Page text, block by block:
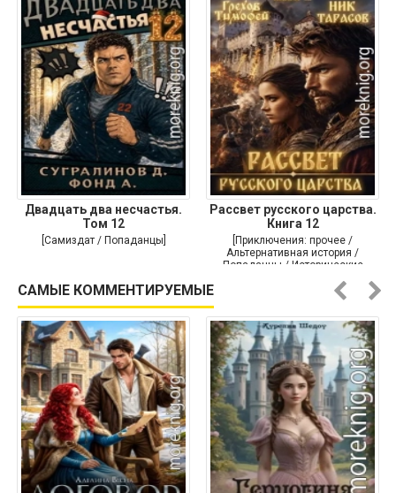
Двадцать два несчастья.
Том 12
[Самиздат / Попаданцы]
Рассвет русского царства.
Книга 12
[Приключения: прочее /
Альтернативная история /
Попаданцы / Исторические
САМЫЕ КОММЕНТИРУЕМЫЕ